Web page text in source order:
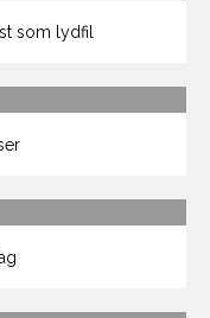
som lydfil